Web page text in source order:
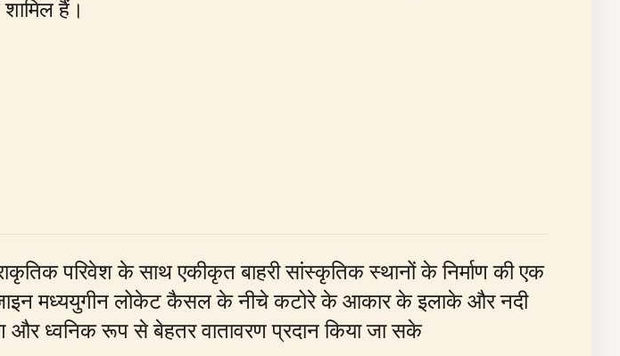
हैं।
परिवेश के साथ एकीकृत बाहरी सांस्कृतिक स्थानों के निर्माण की एक
मध्ययुगीन लोकेट कैसल के नीचे कटोरे के आकार के इलाके और नदी
और ध्वनिक रूप से बेहतर वातावरण प्रदान किया जा सके